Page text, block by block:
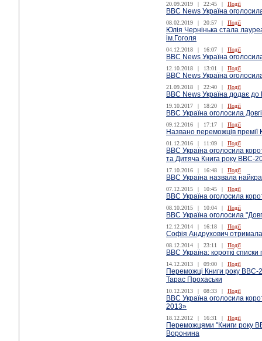
20.09.2019 | 22:45 | Події
BBC News Україна
08.02.2019 | 20:57 | Події
Юлія Чернінька стала
ім.Гоголя
04.12.2018 | 16:07 | Події
ВВС News Україна
12.10.2018 | 13:01 | Події
ВВС News Україна
21.09.2018 | 22:40 | Події
BBC News Україна додає до
19.10.2017 | 18:20 | Події
ВВС Україна оголоcила
09.12.2016 | 17:17 | Події
Названо переможців
01.12.2016 | 11:09 | Події
ВВС Україна оголосила
та Дитяча Книга року ВВС-
17.10.2016 | 16:48 | Події
ВВС Україна назвала
07.12.2015 | 10:45 | Події
ВВС Україна оголосила
08.10.2015 | 10:04 | Події
ВВС Україна оголосила
12.12.2014 | 16:18 | Події
Софія Андрухович
08.12.2014 | 23:11 | Події
ВВС Україна: короткі
14.12.2013 | 09:00 | Події
Переможці Книги року ВВС-
Тарас Прохаськи
10.12.2013 | 08:33 | Події
ВВС Україна оголосила
2013»
18.12.2012 | 16:31 | Події
Переможцями "Книги року
Воронина